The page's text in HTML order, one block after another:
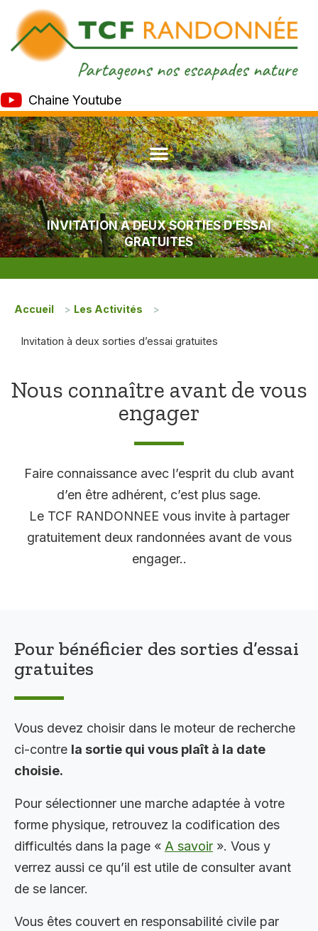
Chaine Youtube
INVITATION À DEUX SORTIES D’ESSAI
GRATUITES
Accueil > Les Activités >
Invitation à deux sorties d’essai gratuites
Nous connaître avant de vous
engager
Faire connaissance avec l’esprit du club avant
d’en être adhérent, c’est plus sage.
Le TCF RANDONNEE vous invite à partager
gratuitement deux randonnées avant de vous
engager..
Pour bénéficier des sorties d’essai
gratuites
Vous devez choisir dans le moteur de recherche
ci-contre la sortie qui vous plaît à la date
choisie.
Pour sélectionner une marche adaptée à votre
forme physique, retrouvez la codification des
difficultés dans la page « A savoir ». Vous y
verrez aussi ce qu’il est utile de consulter avant
de se lancer.
Vous êtes couvert en responsabilité civile par